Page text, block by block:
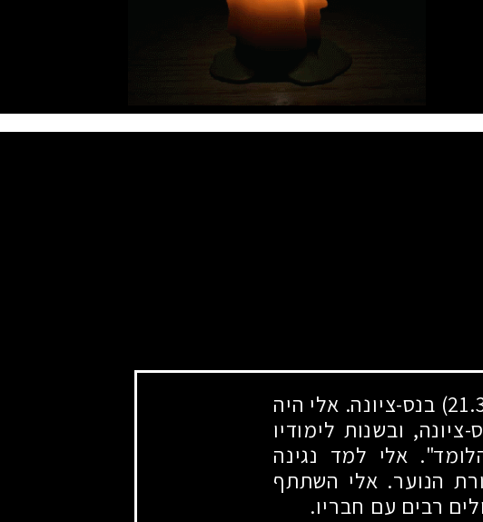
בנס-ציונה. אלי היה
ובשנות לימודיו
אלי למד נגינה
הנוער. אלי השתתף
רבים עם חבריו.